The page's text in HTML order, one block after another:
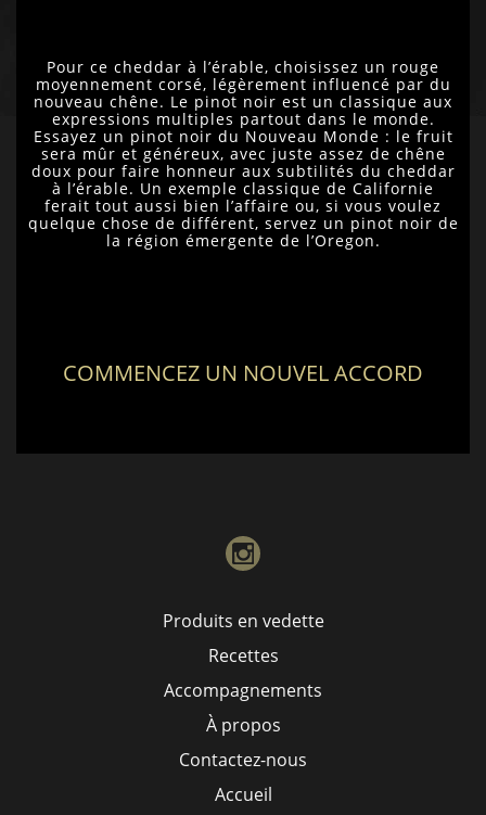
Pour ce cheddar à l’érable, choisissez un rouge
moyennement corsé, légèrement influencé par du
nouveau chêne. Le pinot noir est un classique aux
expressions multiples partout dans le monde.
Essayez un pinot noir du Nouveau Monde : le fruit
sera mûr et généreux, avec juste assez de chêne
doux pour faire honneur aux subtilités du cheddar
à l’érable. Un exemple classique de Californie
ferait tout aussi bien l’affaire ou, si vous voulez
quelque chose de différent, servez un pinot noir de
la région émergente de l’Oregon.
COMMENCEZ UN NOUVEL ACCORD
instagram
Produits en vedette
Recettes
Accompagnements
À propos
Contactez-nous
Accueil